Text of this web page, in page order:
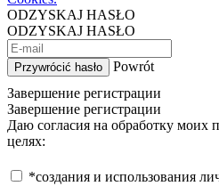
ODZYSKAJ HASŁO
ODZYSKAJ HASŁO
Przywrócić hasło
Powrót
Завершение регистрации
Завершение регистрации
Даю согласия на обработку моих
целях:
*создания и использования